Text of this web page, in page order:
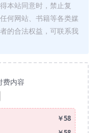
本站同意时，禁止复
何网站、书籍等各类媒
的合法权益，可联系我
费内容
￥58